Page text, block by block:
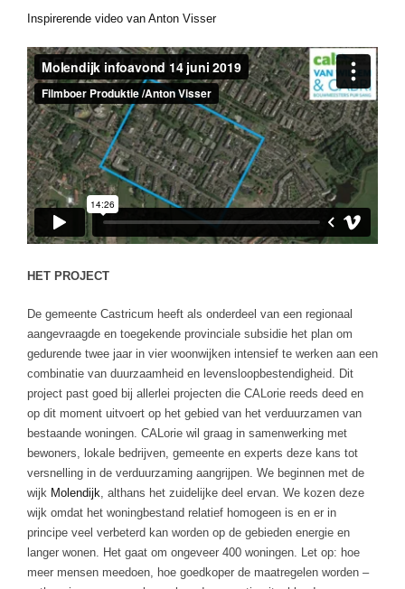
Inspirerende video van Anton Visser
HET PROJECT
De gemeente Castricum heeft als onderdeel van een regionaal
aangevraagde en toegekende provinciale subsidie het plan om
gedurende twee jaar in vier woonwijken intensief te werken aan een
combinatie van duurzaamheid en levensloopbestendigheid. Dit
project past goed bij allerlei projecten die CALorie reeds deed en
op dit moment uitvoert op het gebied van het verduurzamen van
bestaande woningen. CALorie wil graag in samenwerking met
bewoners, lokale bedrijven, gemeente en experts deze kans tot
versnelling in de verduurzaming aangrijpen. We beginnen met de
wijk Molendijk, althans het zuidelijke deel ervan. We kozen deze
wijk omdat het woningbestand relatief homogeen is en er in
principe veel verbeterd kan worden op de gebieden energie en
langer wonen. Het gaat om ongeveer 400 woningen. Let op: hoe
meer mensen meedoen, hoe goedkoper de maatregelen worden –